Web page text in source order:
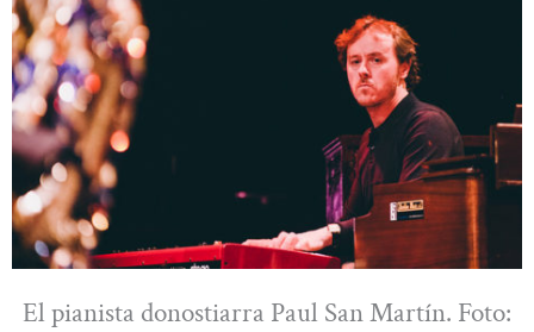
El pianista donostiarra Paul San Martín. Foto: